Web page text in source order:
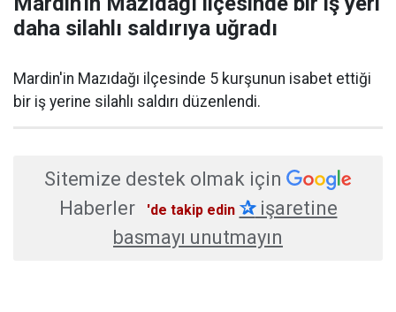
daha silahlı saldırıya uğradı
Mardin'in Mazıdağı ilçesinde 5 kurşunun isabet ettiği
bir iş yerine silahlı saldırı düzenlendi.
Sitemize destek olmak için
Haberler
'de takip edin ✰işaretine
basmayı unutmayın